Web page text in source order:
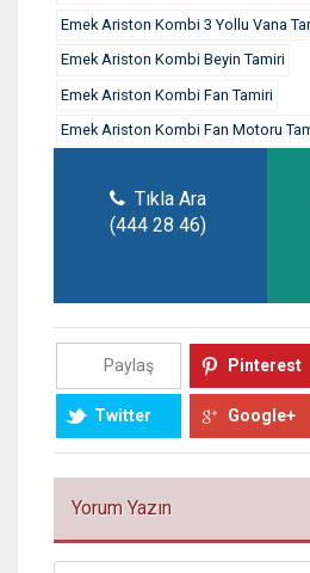
Emek Ariston Kombi 3 Yollu Vana
Emek Ariston Kombi Beyin Tamiri
Emek Ariston Kombi Fan Tamiri
Emek Ariston Kombi Fan Motoru
Tıkla Ara
(444 28 46)
Paylaş Pinterest
Twitter Google+
Yorum Yazın